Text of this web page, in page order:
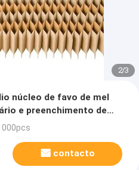
2/3
núcleo de favo de mel
e preenchimento de
contacto